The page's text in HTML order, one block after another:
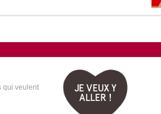
qui veulent
JE VEUX Y
ALLER !